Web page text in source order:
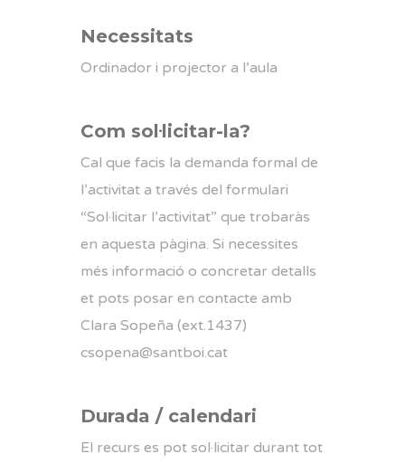
Necessitats
Ordinador i projector a l’aula
Com sol·licitar-la?
Cal que facis la demanda formal de
l’activitat a través del formulari
“Sol·licitar l’activitat” que trobaràs
en aquesta pàgina. Si necessites
més informació o concretar detalls
et pots posar en contacte amb
Clara Sopeña (ext.1437)
csopena@santboi.cat
Durada / calendari
El recurs es pot sol·licitar durant tot